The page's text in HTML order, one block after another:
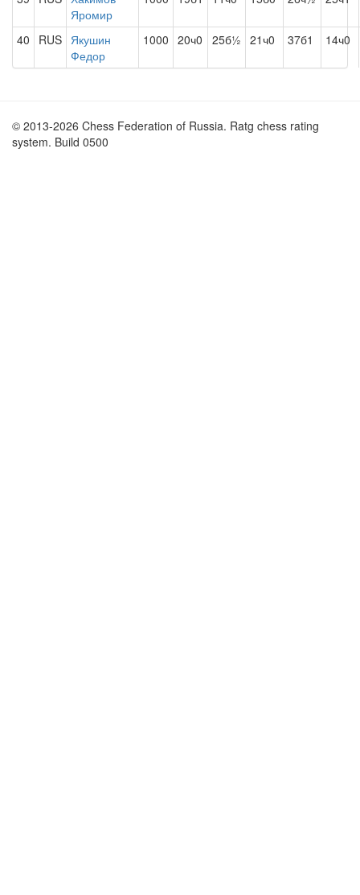
Яромир
40 RUS Якушин
Федор
1000 20ч0 25б½ 21ч0 37б1 14ч0
© 2013-2026 Chess Federation of Russia. Ratg chess rating
system. Build 0500